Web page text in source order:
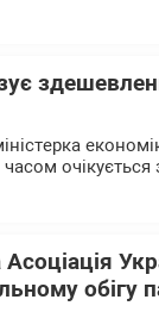
очікується
обігу